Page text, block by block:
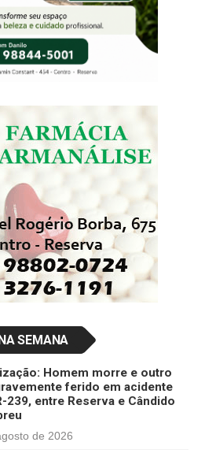
SEMANA
Homem morre e outro
ferido em acidente
239, entre Reserva e Cândido
de 2026